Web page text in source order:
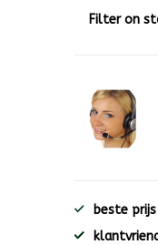
Filter on
beste